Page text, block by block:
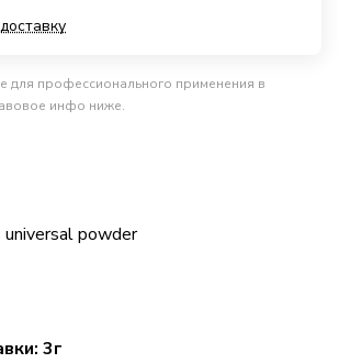
для профессионального применения в
инфо ниже.
universal powder
3г